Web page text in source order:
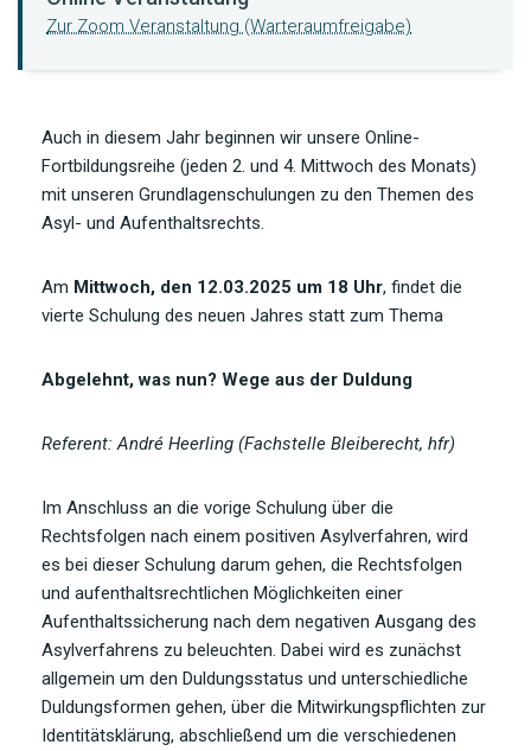
Zur Zoom Veranstaltung (Warteraumfreigabe)
Auch in diesem Jahr beginnen wir unsere Online-
Fortbildungsreihe (jeden 2. und 4. Mittwoch des Monats)
mit unseren Grundlagenschulungen zu den Themen des
Asyl- und Aufenthaltsrechts.
Am Mittwoch, den 12.03.2025 um 18 Uhr, findet die
vierte Schulung des neuen Jahres statt zum Thema
Abgelehnt, was nun? Wege aus der Duldung
Referent: André Heerling (Fachstelle Bleiberecht, hfr)
Im Anschluss an die vorige Schulung über die
Rechtsfolgen nach einem positiven Asylverfahren, wird
es bei dieser Schulung darum gehen, die Rechtsfolgen
und aufenthaltsrechtlichen Möglichkeiten einer
Aufenthaltssicherung nach dem negativen Ausgang des
Asylverfahrens zu beleuchten. Dabei wird es zunächst
allgemein um den Duldungsstatus und unterschiedliche
Duldungsformen gehen, über die Mitwirkungspflichten zur
Identitätsklärung, abschließend um die verschiedenen